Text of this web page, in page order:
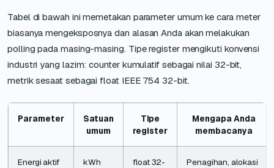
Tabel di bawah ini memetakan parameter umum ke cara meter
biasanya mengeksposnya dan alasan Anda akan melakukan
polling pada masing-masing. Tipe register mengikuti konvensi
industri yang lazim: counter kumulatif sebagai nilai 32-bit,
metrik sesaat sebagai float IEEE 754 32-bit.
Parameter
Satuan
umum
Tipe
register
Mengapa Anda
membacanya
Energi aktif
kWh
float 32-
Penagihan, alokasi